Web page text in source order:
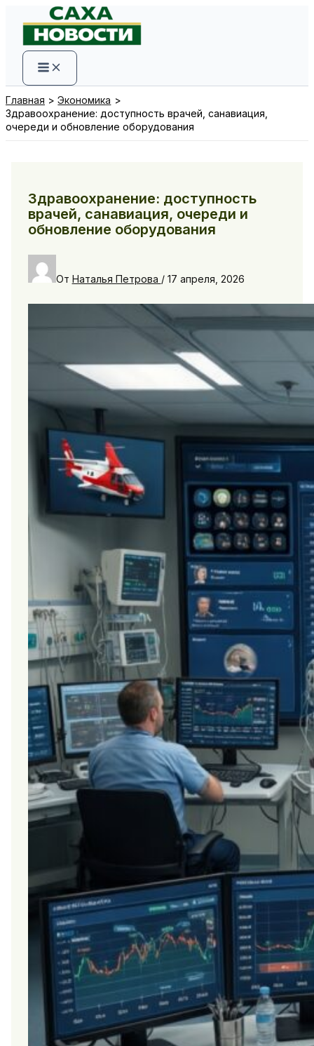
содержимому
Главная
Экономика
Здравоохранение: доступность врачей, санавиация,
очереди и обновление оборудования
Здравоохранение: доступность
врачей, санавиация, очереди и
обновление оборудования
От Наталья Петрова / 17 апреля, 2026